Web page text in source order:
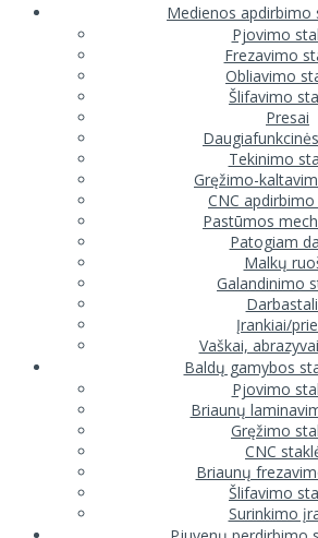
Medienos apdirbimo
Pjovimo
Frezavimo
Obliavimo
Šlifavimo
Presai
Tekinimo
Gręžimo-
CNC
Pastūmos
Patogiam
Malkų
Galandinimo
Įrankiai/
Vaškai,
Baldų gamybos
Pjovimo
Briaunų
Gręžimo
CNC
Briaunų
Šlifavimo
Surinkimo